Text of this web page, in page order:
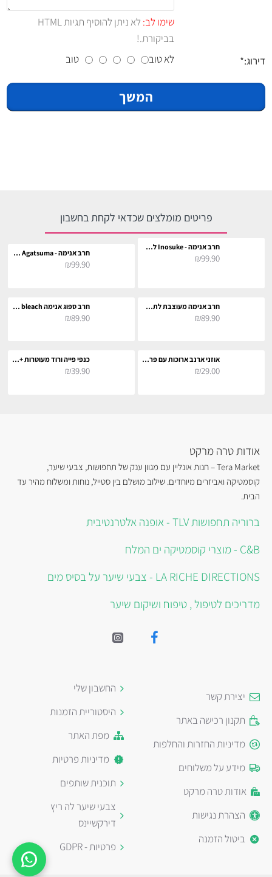
שימו לב:
לא ניתן להוסיף תגיות HTML
בביקורת.!
דירוג:
לא טוב טוב
המשך
פריטים מומלצים שכדאי לקחת בחשבון
חרב אנימה - Inosuke לתחפושת וקוספליי
₪99.90 חרב אנימה - Zenitsu Agatsuma לתחפושת וקוספליי
₪99.90
חרב אנימה מעוצבת לתחפושת וקוספליי
₪89.90
חרב ספוג אנימה bleach לתחפושת וקוספליי
₪89.90
אוזני ארנב ארוכות עם פרווה 30 סמ
₪29.00
כנפי פייה ורוד מעוטרות + תאורה צבעונית לתחפושת קוספליי
₪39.90
אודות טרה מרקט
Tera Market – חנות אונליין עם מגוון ענק של תחפושות, צבעי שיער,
קוסמטיקה ואביזרים מיוחדים. שילוב מושלם בין סטייל, נוחות ומשלוח מהיר עד
הבית.
ברוריה תחפושות TLV - אופנה אלטרנטיבית
C&B - מוצרי קוסמטיקה ים המלח
LA RICHE DIRECTIONS - צבעי שיער על בסיס מים
מדריכים לטיפול , טיפוח ושיקום שיער
יצירת קשר
תקנון רכישה באתר
מדיניות החזרות והחלפות
מידע על משלוחים
אודות טרה מרקט
הצהרת נגישות
ביטול הזמנה
החשבון שלי
היסטוריית הזמנות
מפת האתר
מדיניות פרטיות
תוכנית שותפים
צבעי שיער לה ריץ
דירקשיינס
פרטיות - GDPR